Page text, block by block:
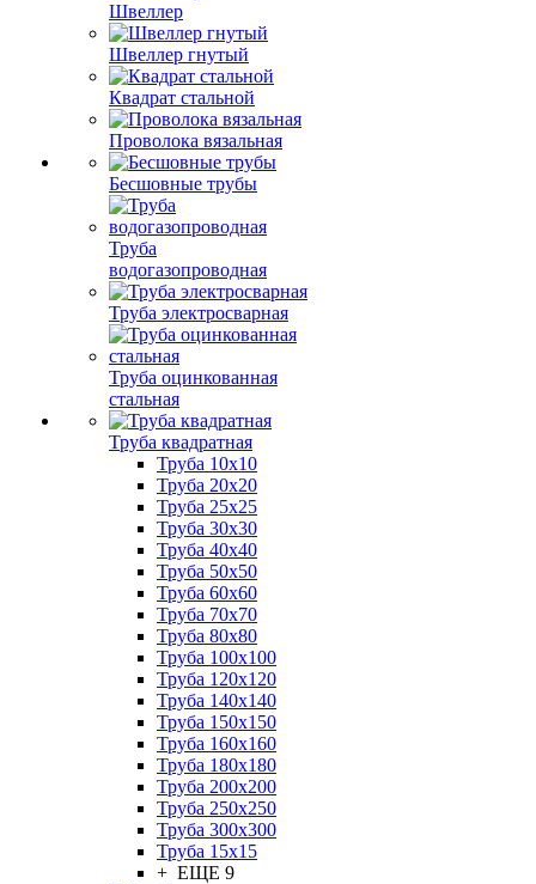
Швеллер
Швеллер гнутый
Квадрат стальной
Проволока вязальная
Бесшовные трубы
Труба
водогазопроводная
Труба электросварная
Труба оцинкованная
стальная
Труба квадратная
Труба 10x10
Труба 20x20
Труба 25x25
Труба 30x30
Труба 40x40
Труба 50x50
Труба 60x60
Труба 70x70
Труба 80x80
Труба 100x100
Труба 120x120
Труба 140x140
Труба 150x150
Труба 160x160
Труба 180x180
Труба 200x200
Труба 250x250
Труба 300x300
Труба 15x15
+ ЕЩЕ 9